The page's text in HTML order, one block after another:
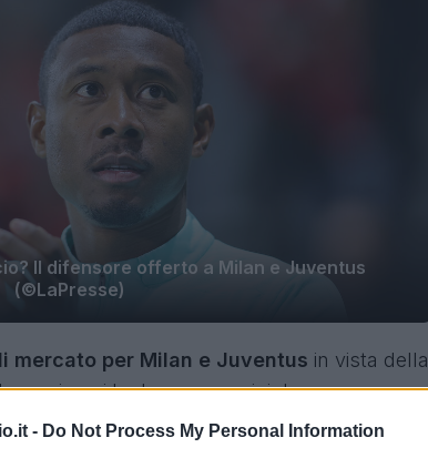
- Do Not Process My Personal Information
Il difensore offerto a Milan e Juventus
(©LaPresse)
mercato per Milan e Juventus in vista della
in cui le due compagini dovessero
League.